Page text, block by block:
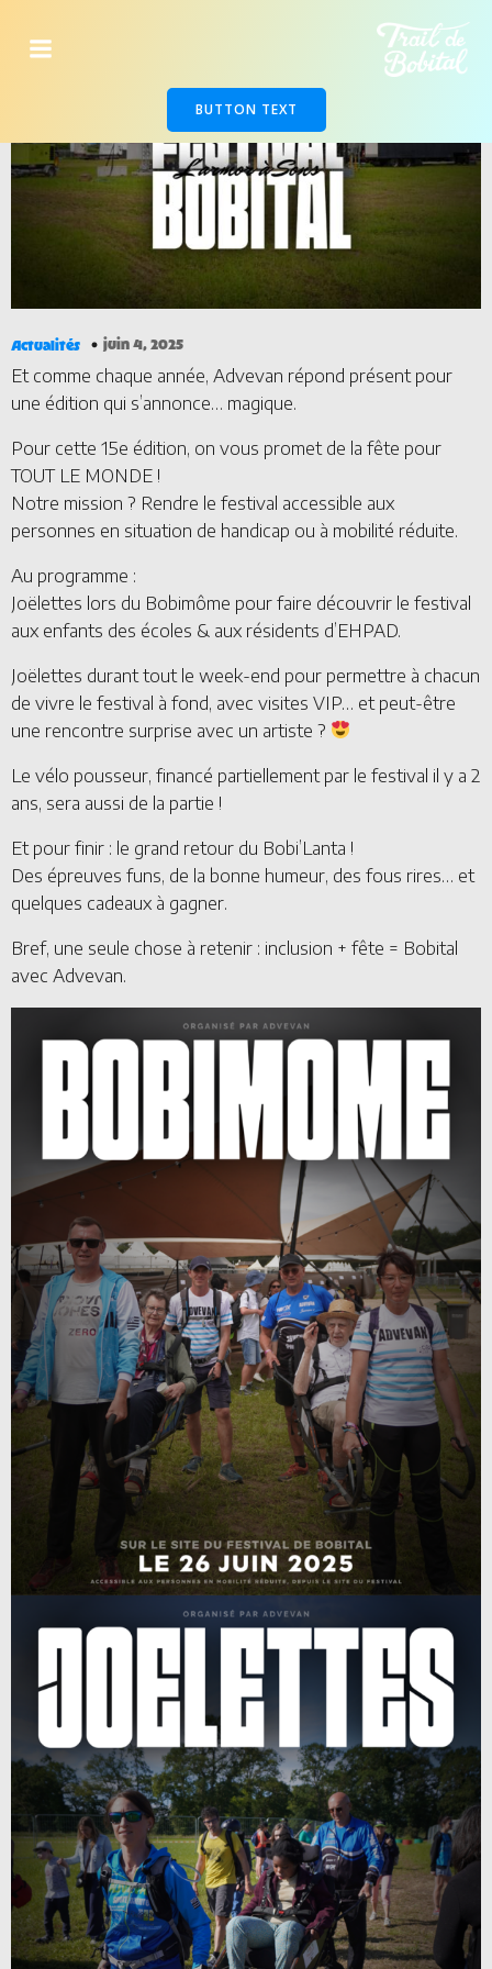
BUTTON TEXT
Actualités juin 4, 2025
Et comme chaque année, Advevan répond présent pour
une édition qui s’annonce… magique.
Pour cette 15e édition, on vous promet de la fête pour
TOUT LE MONDE !
Notre mission ? Rendre le festival accessible aux
personnes en situation de handicap ou à mobilité réduite.
Au programme :
Joëlettes lors du Bobimôme pour faire découvrir le festival
aux enfants des écoles & aux résidents d’EHPAD.
Joëlettes durant tout le week-end pour permettre à chacun
de vivre le festival à fond, avec visites VIP… et peut-être
une rencontre surprise avec un artiste ?
Le vélo pousseur, financé partiellement par le festival il y a 2
ans, sera aussi de la partie !
Et pour finir : le grand retour du Bobi’Lanta !
Des épreuves funs, de la bonne humeur, des fous rires… et
quelques cadeaux à gagner.
Bref, une seule chose à retenir : inclusion + fête = Bobital
avec Advevan.